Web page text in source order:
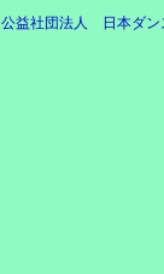
公益社団法人 日本ダ